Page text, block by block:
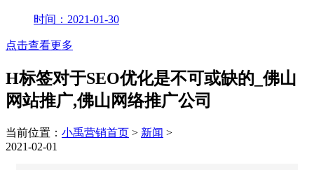
时间：2021-01-30
点击查看更多
H标签对于SEO优化是不可或缺的_佛山
网站推广,佛山网络推广公司
当前位置： 小禹营销首页 > 新闻 >
2021-02-01